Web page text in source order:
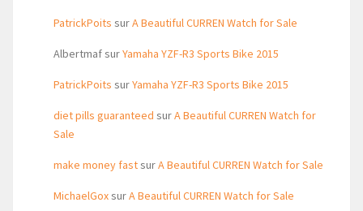
PatrickPoits surA Beautiful CURREN Watch for Sale
AlbertmafsurYamaha YZF-R3 Sports Bike 2015
PatrickPoits surYamaha YZF-R3 Sports Bike 2015
diet pills guaranteed surA Beautiful CURREN Watch for
Sale
make money fastsurA Beautiful CURREN Watch for Sale
MichaelGoxsurA Beautiful CURREN Watch for Sale